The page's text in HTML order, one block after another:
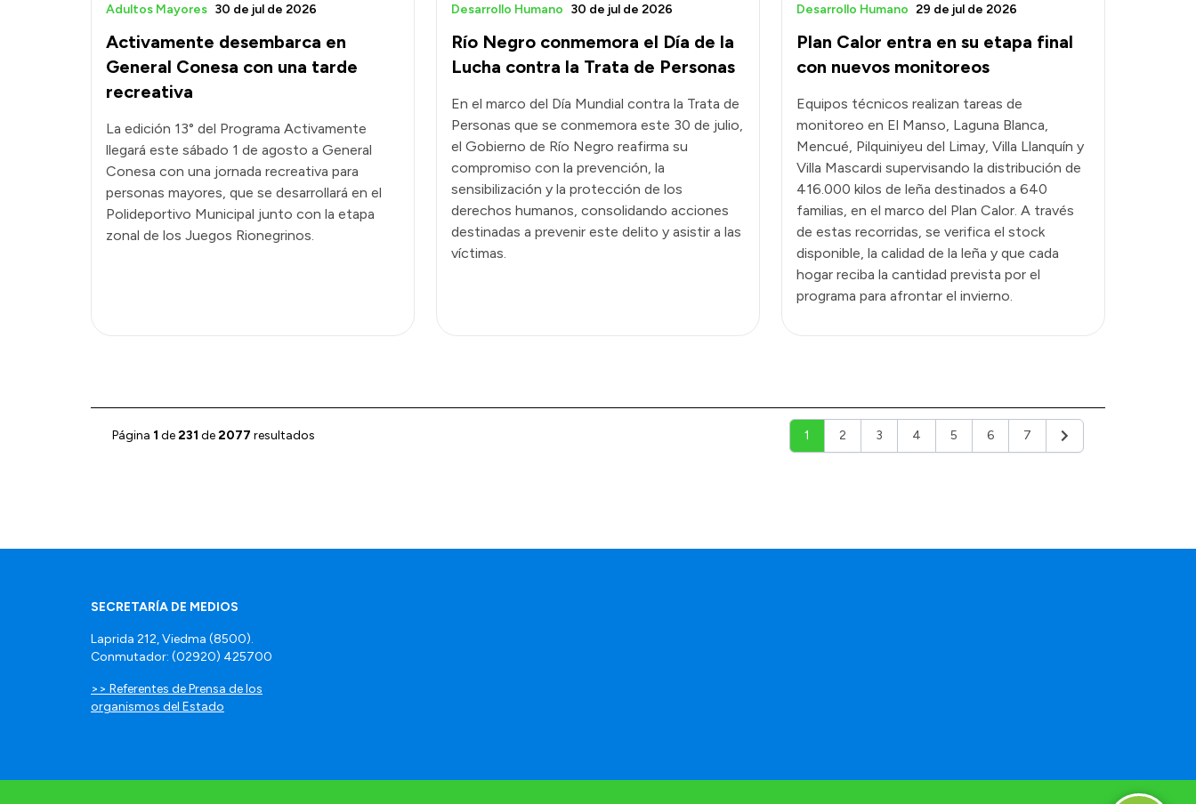
Activamente desembarca en
General Conesa con una tarde
recreativa
Adultos Mayores 30 de jul de 2026
La edición 13° del Programa Activamente
llegará este sábado 1 de agosto a General
Conesa con una jornada recreativa para
personas mayores, que se desarrollará en el
Polideportivo Municipal junto con la etapa
zonal de los Juegos Rionegrinos.
Río Negro conmemora el Día de la
Lucha contra la Trata de Personas
Desarrollo Humano 30 de jul de 2026
En el marco del Día Mundial contra la Trata de
Personas que se conmemora este 30 de julio,
el Gobierno de Río Negro reafirma su
compromiso con la prevención, la
sensibilización y la protección de los
derechos humanos, consolidando acciones
destinadas a prevenir este delito y asistir a las
víctimas.
Plan Calor entra en su etapa final
con nuevos monitoreos
Desarrollo Humano 29 de jul de 2026
Equipos técnicos realizan tareas de
monitoreo en El Manso, Laguna Blanca,
Mencué, Pilquiniyeu del Limay, Villa Llanquín y
Villa Mascardi supervisando la distribución de
416.000 kilos de leña destinados a 640
familias, en el marco del Plan Calor. A través
de estas recorridas, se verifica el stock
disponible, la calidad de la leña y que cada
hogar reciba la cantidad prevista por el
programa para afrontar el invierno.
Página 1 de231 de2077 resultados 1 2 3 4 5 6 7 Siguiente
SECRETARÍA DE MEDIOS
Laprida 212, Viedma (8500).
Conmutador: (02920) 425700
>> Referentes de Prensa de los
organismos del Estado